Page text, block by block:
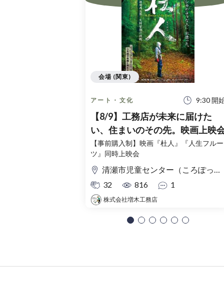
アート・文化 9:30 開
【8/9】工務店が未来に届けた
い、住まいのその先。映画上映
【事前購入制】映画『杜人』『人生フルー
ツ』同時上映会
清瀬市児童センター（ころぽっくる）東京都清瀬市中清戸3-235-5
32
816 1
株式会社増木工務店
会場 (関東)